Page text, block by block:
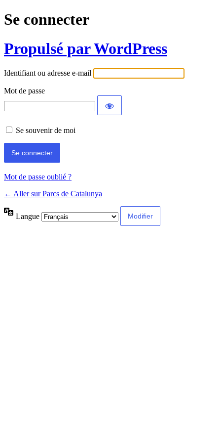
Se connecter
Propulsé par WordPress
Identifiant ou adresse e-mail
Mot de passe
Se souvenir de moi
Mot de passe oublié ?
← Aller sur Parcs de Catalunya
Langue